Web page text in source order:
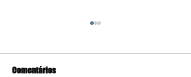
Comentários